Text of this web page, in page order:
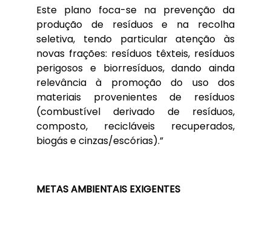
Este plano foca-se na prevenção da
produção de resíduos e na recolha
seletiva, tendo particular atenção às
novas frações: resíduos têxteis, resíduos
perigosos e biorresíduos, dando ainda
relevância à promoção do uso dos
materiais provenientes de resíduos
(combustível derivado de resíduos,
composto, recicláveis recuperados,
biogás e cinzas/escórias).”
METAS AMBIENTAIS EXIGENTES